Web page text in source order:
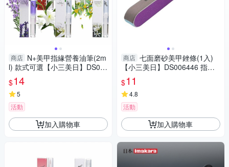
商店 N+美甲指緣營養油筆(2m
l) 款式可選【小三美日】DS02
1049
$14
5
活動
加入購物車
商店 七面磨砂美甲銼條(1入)
【小三美日】DS006446 指甲
搓刀／修甲
$11
4.8
活動
加入購物車